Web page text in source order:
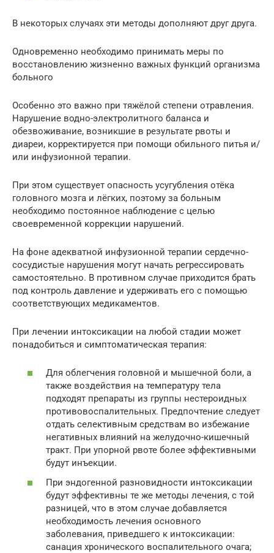
В некоторых случаях эти методы дополняют друг друга.
Одновременно необходимо принимать меры по
восстановлению жизненно важных функций организма
больного
Особенно это важно при тяжёлой степени отравления.
Нарушение водно-электролитного баланса и
обезвоживание, возникшие в результате рвоты и
диареи, корректируется при помощи обильного питья и/
или инфузионной терапии.
При этом существует опасность усугубления отёка
головного мозга и лёгких, поэтому за больным
необходимо постоянное наблюдение с целью
своевременной коррекции нарушений.
На фоне адекватной инфузионной терапии сердечно-
сосудистые нарушения могут начать регрессировать
самостоятельно. В противном случае приходится брать
под контроль давление и удерживать его с помощью
соответствующих медикаментов.
При лечении интоксикации на любой стадии может
понадобиться и симптоматическая терапия:
Для облегчения головной и мышечной боли, а
также воздействия на температуру тела
подходят препараты из группы нестероидных
противовоспалительных. Предпочтение следует
отдать селективным средствам во избежание
негативных влияний на желудочно-кишечный
тракт. При упорной рвоте более эффективными
будут инъекции.
При эндогенной разновидности интоксикации
будут эффективны те же методы лечения, с той
разницей, что в этом случае добавляется
необходимость лечения основного
заболевания, приведшего к интоксикации:
санация хронического воспалительного очага;